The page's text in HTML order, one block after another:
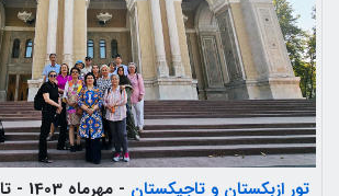
تور ازبکستان و تاجیکستان - مهرماه 1403 - تاشکند -